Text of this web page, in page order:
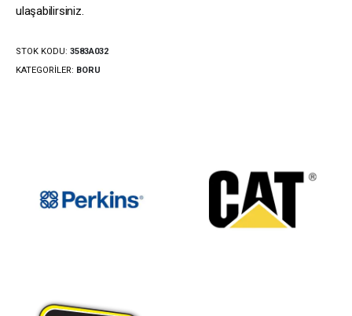
ulaşabilirsiniz.
STOK KODU: 3583A032
KATEGORILER: BORU